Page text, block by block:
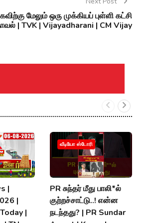
மேலும் ஒரு முக்கியப் புள்ளி கட்சி
| TVK | Vijayadharani | CM Vijay
|
|
|
வீடியோ ஸ்டோரி
PR சுந்தர் மீது பாலி*ல்
குற்றச்சாட்டு..! என்ன
நடந்தது? | PR Sundar